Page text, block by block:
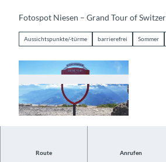
Fotospot Niesen – Grand Tour of
Aussichtspunkte/-türme barrierefrei Sommer
Route Anrufen
Entdecke den Fotospot auf dem Niesen